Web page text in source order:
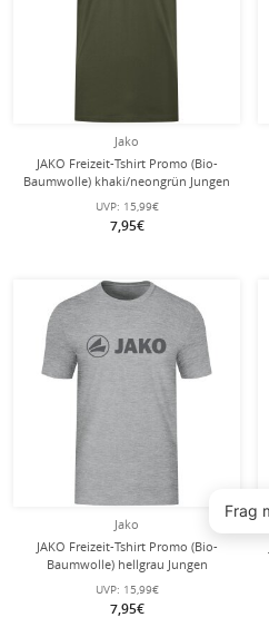
Jako
JAKO Freizeit-Tshirt Promo (Bio-
Baumwolle) khaki/neongrün Jungen
UVP: 15,99€
7,95€
Jako
JAKO Freizeit-Tshirt Promo (Bio-
Baumwolle) hellgrau Jungen
UVP: 15,99€
7,95€